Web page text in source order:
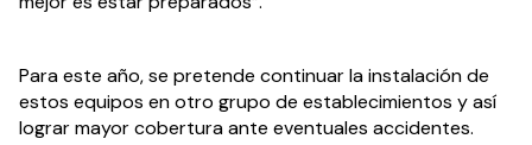
Para este año, se pretende continuar la instalación de
estos equipos en otro grupo de establecimientos y así
lograr mayor cobertura ante eventuales accidentes.